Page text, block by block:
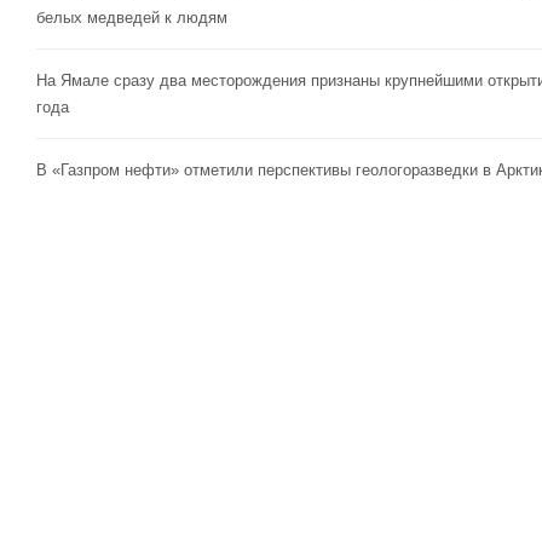
белых медведей к людям
На Ямале сразу два месторождения признаны крупнейшими
года
В «Газпром нефти» отметили перспективы геологоразведки в